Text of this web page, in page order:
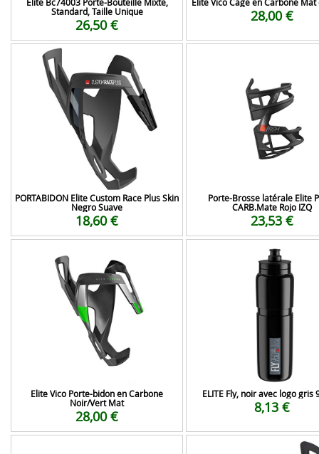
Standard, Taille Unique
26,50 €
28,00 €
PORTABIDON Elite Custom Race Plus Skin
Negro Suave
18,60 €
Porte-Brosse latérale Elite
CARB.Mate Rojo IZQ
23,53 €
Elite Vico Porte-bidon en Carbone
Noir/Vert Mat
28,00 €
ELITE Fly, noir avec logo gris
8,13 €